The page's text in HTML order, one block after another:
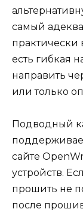
самый
практически
есть гибкая
направить
или только
Подводный
сайте
устройств.
прошить не
после